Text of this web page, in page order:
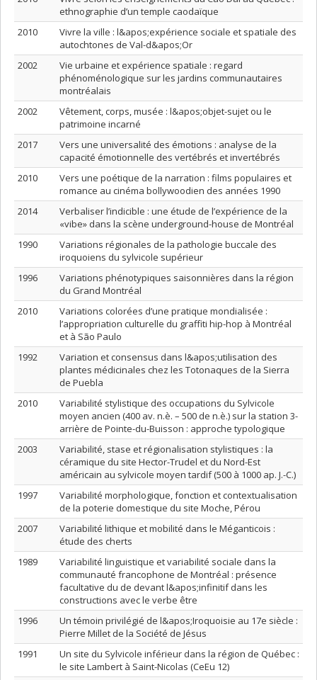
ethnographie d’un temple caodaïque
2010
Vivre la ville : l&apos;expérience sociale et spatiale des
autochtones de Val-d&apos;Or
2002
Vie urbaine et expérience spatiale : regard
phénoménologique sur les jardins communautaires
montréalais
2002
Vêtement, corps, musée : l&apos;objet-sujet ou le
patrimoine incarné
2017
Vers une universalité des émotions : analyse de la
capacité émotionnelle des vertébrés et invertébrés
2010
Vers une poétique de la narration : films populaires et
romance au cinéma bollywoodien des années 1990
2014
Verbaliser l’indicible : une étude de l’expérience de la
«vibe» dans la scène underground-house de Montréal
1990
Variations régionales de la pathologie buccale des
iroquoiens du sylvicole supérieur
1996
Variations phénotypiques saisonnières dans la région
du Grand Montréal
2010
Variations colorées d’une pratique mondialisée :
l’appropriation culturelle du graffiti hip-hop à Montréal
et à São Paulo
1992
Variation et consensus dans l&apos;utilisation des
plantes médicinales chez les Totonaques de la Sierra
de Puebla
2010
Variabilité stylistique des occupations du Sylvicole
moyen ancien (400 av. n.è. – 500 de n.è.) sur la station 3-
arrière de Pointe-du-Buisson : approche typologique
2003
Variabilité, stase et régionalisation stylistiques : la
céramique du site Hector-Trudel et du Nord-Est
américain au sylvicole moyen tardif (500 à 1000 ap. J.-C.)
1997
Variabilité morphologique, fonction et contextualisation
de la poterie domestique du site Moche, Pérou
2007
Variabilité lithique et mobilité dans le Méganticois :
étude des cherts
1989
Variabilité linguistique et variabilité sociale dans la
communauté francophone de Montréal : présence
facultative du de devant l&apos;infinitif dans les
constructions avec le verbe être
1996
Un témoin privilégié de l&apos;Iroquoisie au 17e siècle :
Pierre Millet de la Société de Jésus
1991
Un site du Sylvicole inférieur dans la région de Québec :
le site Lambert à Saint-Nicolas (CeEu 12)